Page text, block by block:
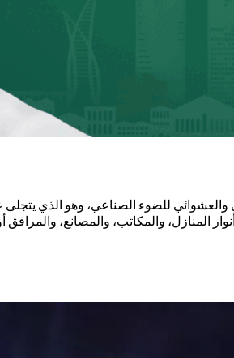
للضوء الصناعي، وهو الذي يتجلى
المنازل، والمكاتب، والمصانع،